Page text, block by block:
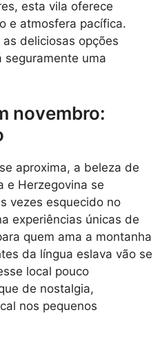
esta vila oferece
e atmosfera pacífica.
deliciosas opções
seguramente uma
novembro:
aproxima, a beleza de
e Herzegovina se
vezes esquecido no
experiências únicas de
quem ama a montanha
da língua eslava vão se
local pouco
de nostalgia,
nos pequenos